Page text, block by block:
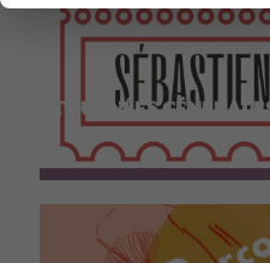
TOURNÉES GÉNÉRALES